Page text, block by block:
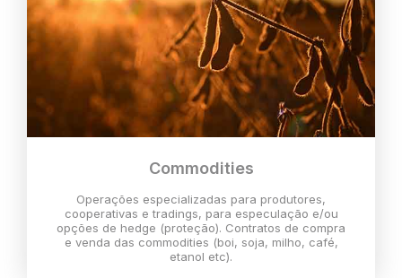
Commodities
Operações especializadas para produtores,
cooperativas e tradings, para especulação e/ou
opções de hedge (proteção). Contratos de compra
e venda das commodities (boi, soja, milho, café,
etanol etc).